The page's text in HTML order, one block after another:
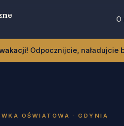
O
Odpocznijcie, naładujcie
OŚWIATOWA · GDYNIA